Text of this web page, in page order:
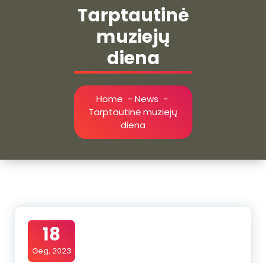
Tarptautinė
muziejų
diena
Home - News -
Tarptautinė muziejų
diena
18
Geg, 2023